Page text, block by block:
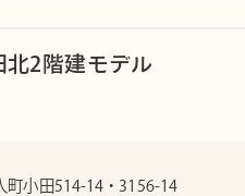
北2階建モデル
町小田514-14・3156-14